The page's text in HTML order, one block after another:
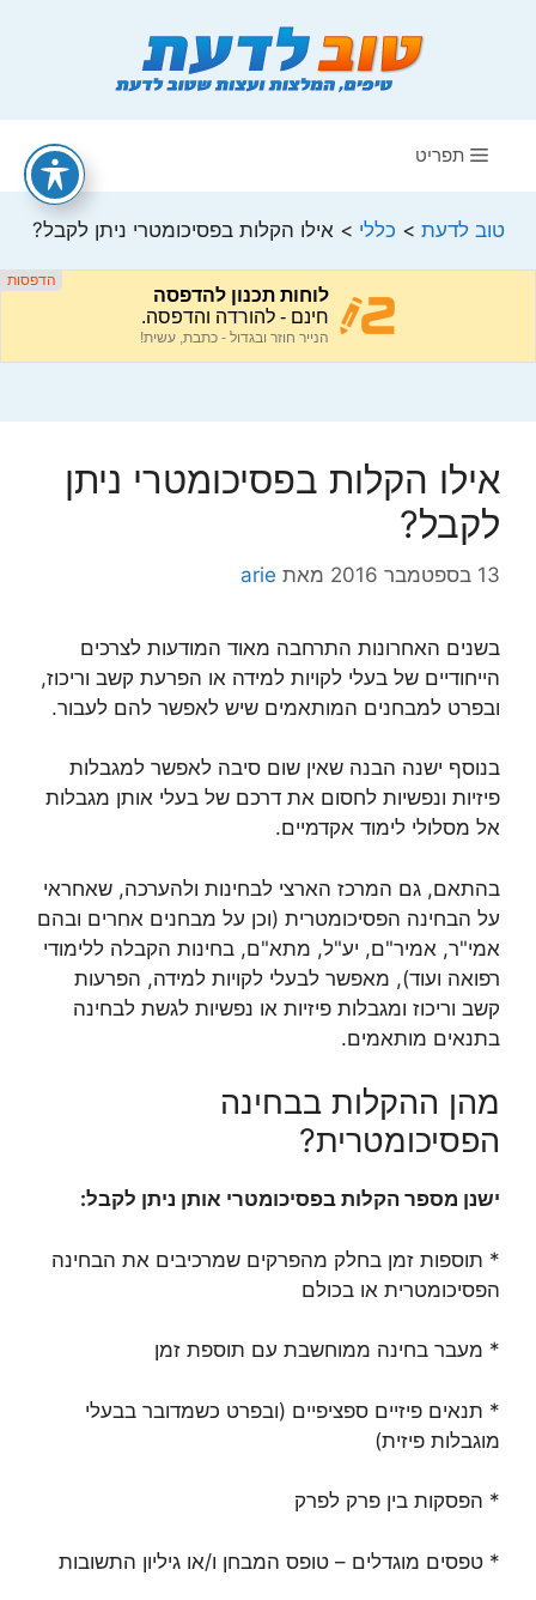
תפריט
טוב לדעת > כללי >אילו הקלות בפסיכומטרי ניתן לקבל?
אילו הקלות בפסיכומטרי ניתן
לקבל?
13 בספטמבר 2016 מאת arie
בשנים האחרונות התרחבה מאוד המודעות לצרכים
הייחודיים של בעלי לקויות למידה או הפרעת קשב וריכוז,
ובפרט למבחנים המותאמים שיש לאפשר להם לעבור.
בנוסף ישנה הבנה שאין שום סיבה לאפשר למגבלות
פיזיות ונפשיות לחסום את דרכם של בעלי אותן מגבלות
אל מסלולי לימוד אקדמיים.
בהתאם, גם המרכז הארצי לבחינות ולהערכה, שאחראי
על הבחינה הפסיכומטרית (וכן על מבחנים אחרים ובהם
אמי"ר, אמיר"ם, יע"ל, מתא"ם, בחינות הקבלה ללימודי
רפואה ועוד), מאפשר לבעלי לקויות למידה, הפרעות
קשב וריכוז ומגבלות פיזיות או נפשיות לגשת לבחינה
בתנאים מותאמים.
מהן ההקלות בבחינה
הפסיכומטרית?
ישנן מספר הקלות בפסיכומטרי אותן ניתן לקבל:
* תוספות זמן בחלק מהפרקים שמרכיבים את הבחינה
הפסיכומטרית או בכולם
* מעבר בחינה ממוחשבת עם תוספת זמן
* תנאים פיזיים ספציפיים (ובפרט כשמדובר בבעלי
מוגבלות פיזית)
* הפסקות בין פרק לפרק
* טפסים מוגדלים – טופס המבחן ו/או גיליון התשובות